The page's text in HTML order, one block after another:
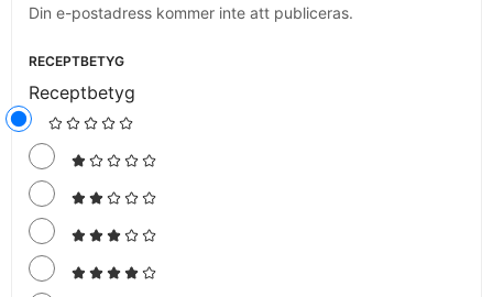
Din e-postadress kommer inte att publiceras.
RECEPTBETYG
Receptbetyg